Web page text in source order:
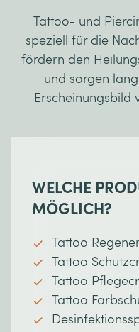
Tattoo- und
speziell für die
fördern den
und sorgen
Erscheinungsbild
WELCHE
MÖGLICH?
Tattoo
Tattoo
Tattoo
Tattoo